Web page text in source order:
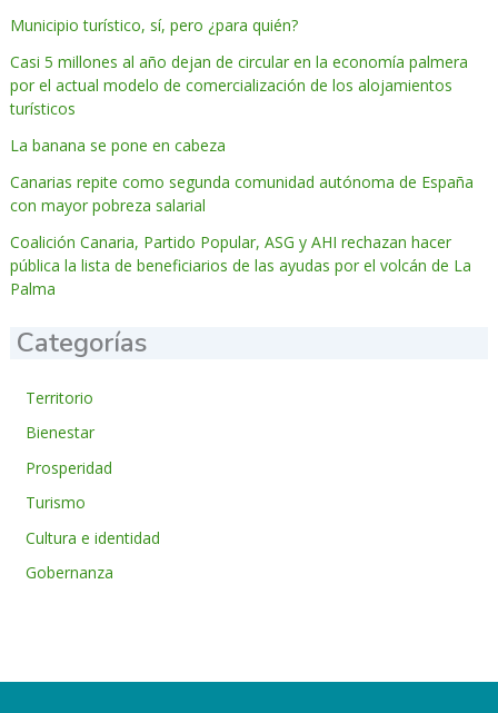
Municipio turístico, sí, pero ¿para quién?
Casi 5 millones al año dejan de circular en la economía palmera
por el actual modelo de comercialización de los alojamientos
turísticos
La banana se pone en cabeza
Canarias repite como segunda comunidad autónoma de España
con mayor pobreza salarial
Coalición Canaria, Partido Popular, ASG y AHI rechazan hacer
pública la lista de beneficiarios de las ayudas por el volcán de La
Palma
Categorías
Territorio
Bienestar
Prosperidad
Turismo
Cultura e identidad
Gobernanza